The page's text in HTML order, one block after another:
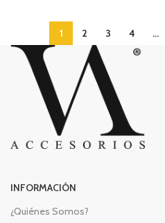
1 2 3 4 …
INFORMACIÓN
¿Quiénes Somos?